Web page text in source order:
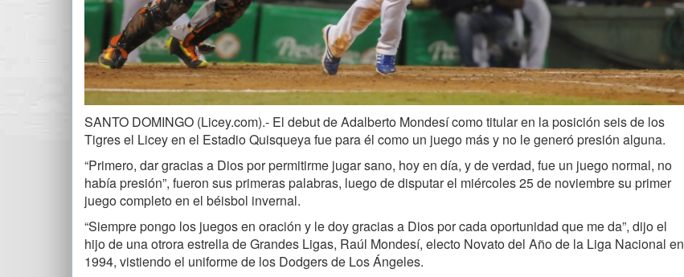
SANTO DOMINGO (Licey.com).- El debut de Adalberto Mondesí como titular en la posición seis de los
Tigres el Licey en el Estadio Quisqueya fue para él como un juego más y no le generó presión alguna.
“Primero, dar gracias a Dios por permitirme jugar sano, hoy en día, y de verdad, fue un juego normal, no
había presión”, fueron sus primeras palabras, luego de disputar el miércoles 25 de noviembre su primer
juego completo en el béisbol invernal.
“Siempre pongo los juegos en oración y le doy gracias a Dios por cada oportunidad que me da”, dijo el
hijo de una otrora estrella de Grandes Ligas, Raúl Mondesí, electo Novato del Año de la Liga Nacional en
1994, vistiendo el uniforme de los Dodgers de Los Ángeles.